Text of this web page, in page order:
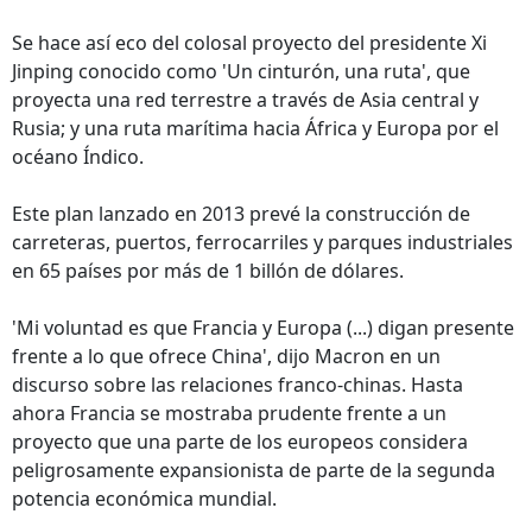
Se hace así eco del colosal proyecto del presidente Xi
Jinping conocido como 'Un cinturón, una ruta', que
proyecta una red terrestre a través de Asia central y
Rusia; y una ruta marítima hacia África y Europa por el
océano Índico.
Este plan lanzado en 2013 prevé la construcción de
carreteras, puertos, ferrocarriles y parques industriales
en 65 países por más de 1 billón de dólares.
'Mi voluntad es que Francia y Europa (...) digan presente
frente a lo que ofrece China', dijo Macron en un
discurso sobre las relaciones franco-chinas. Hasta
ahora Francia se mostraba prudente frente a un
proyecto que una parte de los europeos considera
peligrosamente expansionista de parte de la segunda
potencia económica mundial.